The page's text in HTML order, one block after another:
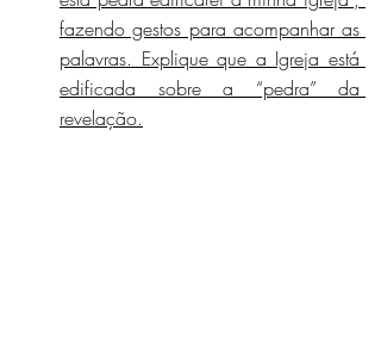
fazendo gestos para acompanhar as
palavras. Explique que a Igreja está
edificada sobre a “pedra” da
revelação.